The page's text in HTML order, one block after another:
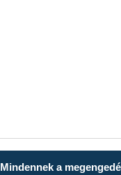
Mindennek a
Darcsi